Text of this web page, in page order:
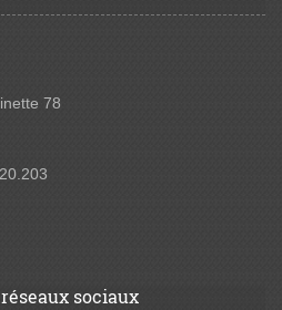
78
sociaux